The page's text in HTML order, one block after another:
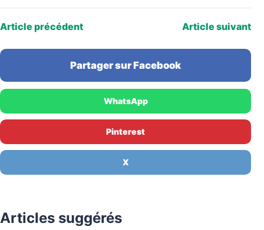
Article précédent Article suivant
Partager sur Facebook
WhatsApp
Pinterest
X
Articles suggérés